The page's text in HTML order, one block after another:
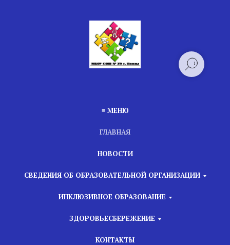
≡ МЕНЮ
ГЛАВНАЯ
НОВОСТИ
СВЕДЕНИЯ ОБ ОБРАЗОВАТЕЛЬНОЙ ОРГАНИЗАЦИИ
ИНКЛЮЗИВНОЕ ОБРАЗОВАНИЕ
ЗДОРОВЬЕСБЕРЕЖЕНИЕ
КОНТАКТЫ